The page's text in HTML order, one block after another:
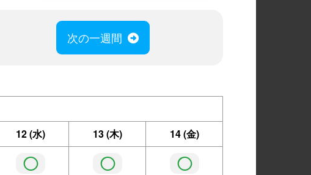
次の一週間
12(水) 13(木) 14(金)
◯ ◯ ◯